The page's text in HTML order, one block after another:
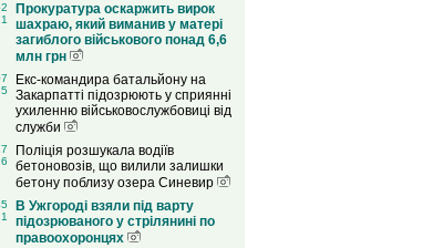
Прокуратура оскаржить вирок
шахраю, який виманив у матері
загиблого військового понад 6,6
млн грн
Екс-командира батальйону на
Закарпатті підозрюють у сприянні
ухиленню військовослужбовиці від
служби
Поліція розшукала водіїв
бетоновозів, що вилили залишки
бетону поблизу озера Синевир
В Ужгороді взяли під варту
підозрюваного у стрілянині по
правоохоронцях